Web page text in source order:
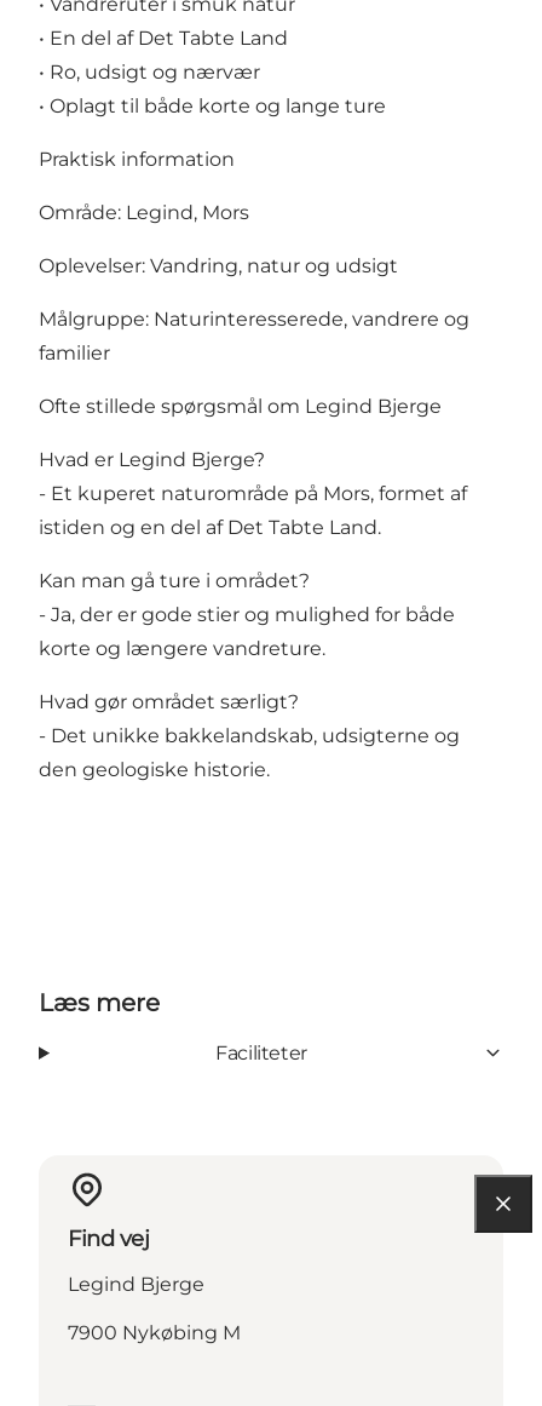
• En del af Det Tabte Land
• Ro, udsigt og nærvær
• Oplagt til både korte og lange ture
Praktisk information
Område: Legind, Mors
Oplevelser: Vandring, natur og udsigt
Målgruppe: Naturinteresserede, vandrere og
familier
Ofte stillede spørgsmål om Legind Bjerge
Hvad er Legind Bjerge?
- Et kuperet naturområde på Mors, formet af
istiden og en del af Det Tabte Land.
Kan man gå ture i området?
- Ja, der er gode stier og mulighed for både
korte og længere vandreture.
Hvad gør området særligt?
- Det unikke bakkelandskab, udsigterne og
den geologiske historie.
Læs mere
Faciliteter
Find vej
Legind Bjerge
7900 Nykøbing M